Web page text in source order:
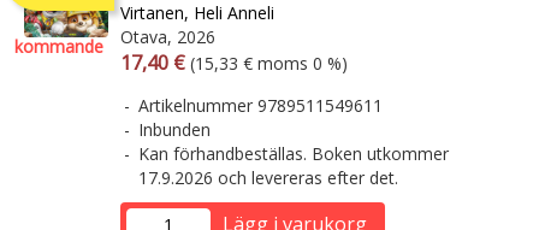
kommande
Virtanen, Heli Anneli
Otava, 2026
Arvonlisäverollinen hinta
17,40 € Arvonlisäveroton hinta
(15,33 € moms 0 %)
Artikelnummer 9789511549611
Inbunden
Kan förhandbeställas. Boken utkommer
17.9.2026 och levereras efter det.
Lägg i varukorg